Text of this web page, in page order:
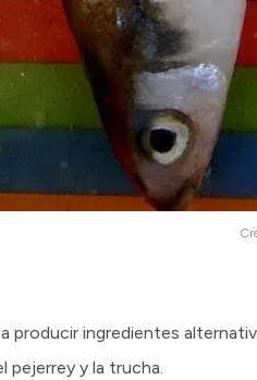
producir ingredientes
pejerrey y la trucha.